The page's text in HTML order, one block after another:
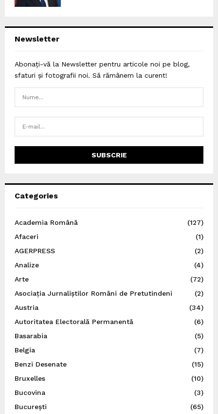
Newsletter
Abonați-vă la Newsletter pentru articole noi pe blog,
sfaturi și fotografii noi. Să rămânem la curent!
Categories
Academia Română
(127)
Afaceri
(1)
AGERPRESS
(2)
Analize
(4)
Arte
(72)
Asociația Jurnaliștilor Români de Pretutindeni
(2)
Austria
(34)
Autoritatea Electorală Permanentă
(6)
Basarabia
(5)
Belgia
(7)
Benzi Desenate
(15)
Bruxelles
(10)
Bucovina
(3)
București
(65)